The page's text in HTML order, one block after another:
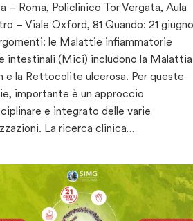
– Roma, Policlinico Tor Vergata, Aula
– Viale Oxford, 81 Quando: 21 giugno
le Malattie infiammatorie
intestinali (Mici) includono la Malattia
e la Rettocolite ulcerosa. Per queste
importante è un approccio
e integrato delle varie
La ricerca clinica…